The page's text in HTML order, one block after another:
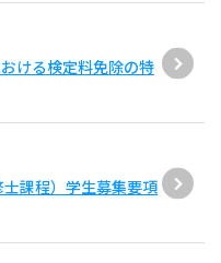
ける検定料免除の特
課程）学生募集要項